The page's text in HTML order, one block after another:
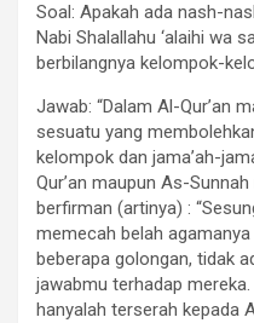
Soal: Apakah ada nash-
Nabi Shalallahu ‘alaihi wa
berbilangnya kelompok-
Jawab: “Dalam Al-Qur’an
sesuatu yang
kelompok dan jama’ah-
Qur’an maupun As-
berfirman (artinya) :
memecah belah
beberapa golongan, tidak
jawabmu terhadap
hanyalah terserah kepada